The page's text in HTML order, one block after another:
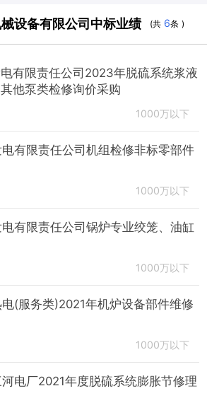
设备有限公司中标业绩 (共 6条 )
有限责任公司2023年脱硫系统浆液
他泵类检修询价采购
1000万以下
有限责任公司机组检修非标零部件
1000万以下
有限责任公司锅炉专业绞笼、油缸
1000万以下
(服务类)2021年机炉设备部件维修
1000万以下
电厂2021年度脱硫系统膨胀节修理